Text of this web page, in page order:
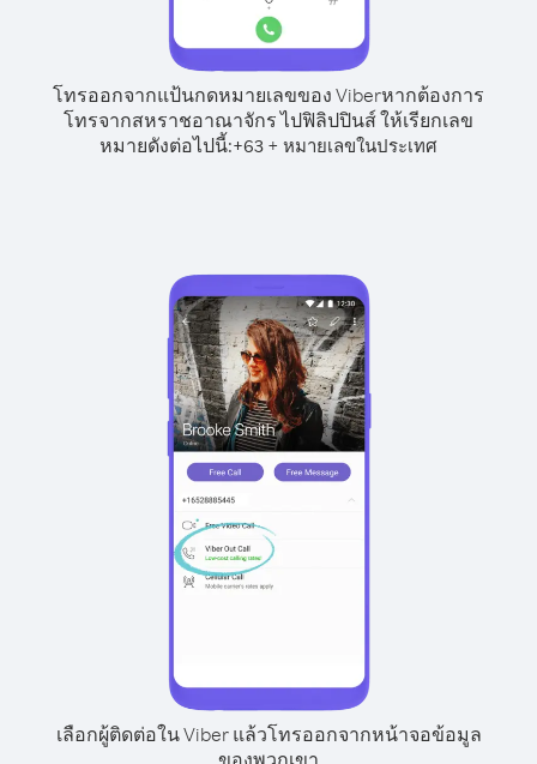
โทรออกจากแป้นกดหมายเลขของ Viberหากต้องการ
โทรจากสหราชอาณาจักร ไปฟิลิปปินส์ ให้เรียกเลข
หมายดังต่อไปนี้:+63 + หมายเลขในประเทศ
เลือกผู้ติดต่อใน Viber แล้วโทรออกจากหน้าจอข้อมูล
ของพวกเขา